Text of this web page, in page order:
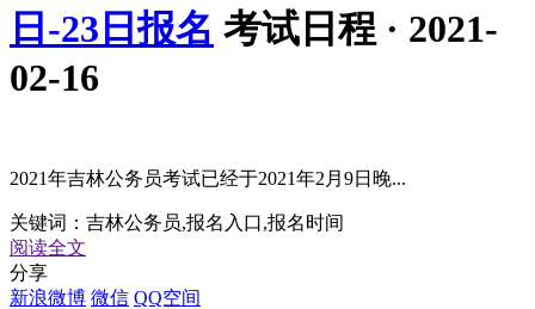
日-23日报名 考试日程 · 2021-
02-16
2021年吉林公务员考试已经于2021年2月9日晚...
关键词： 吉林公务员,报名入口,报名时间
阅读全文
分享
新浪微博 微信 QQ空间